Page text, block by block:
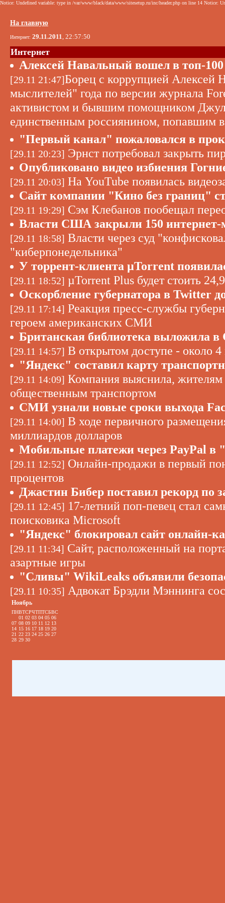
Notice: Undefined variable: type in /var/www/black/data/www/sitesetup.ru/inc/header.php on line 14 Notice:
На главную
Интернет: 29.11.2011, 22:57:50
Интернет
Алексей Навальный вошел в топ-
[29.11 21:47]Борец с коррупцией Алексей
мыслителей" года по версии журнала
активистом и бывшим помощником
единственным россиянином, попавшим в
"Первый канал" пожаловался в
[29.11 20:23] Эрнст потребовал закрыть
Опубликовано видео избиения
[29.11 20:03] На YouTube появилась
Сайт компании "Кино без границ"
[29.11 19:29] Сэм Клебанов пообещал
Власти США закрыли 150 интернет-
[29.11 18:58] Власти через суд
"киберпонедельника"
У торрент-клиента µTorrent
[29.11 18:52] µTorrent Plus будет стоить
Оскорбление губернатора в Twitter
[29.11 17:14] Реакция пресс-службы
героем американских СМИ
Британская библиотека выложила в
[29.11 14:57] В открытом доступе - около
"Яндекс" составил карту
[29.11 14:09] Компания выяснила, жителям
общественным транспортом
СМИ узнали новые сроки выхода
[29.11 14:00] В ходе первичного
миллиардов долларов
Мобильные платежи через PayPal в
[29.11 12:52] Онлайн-продажи в первый
процентов
Джастин Бибер поставил рекорд по
[29.11 12:45] 17-летний поп-певец стал
поисковика Microsoft
"Яндекс" блокировал сайт онлайн-
[29.11 11:34] Сайт, расположенный на
азартные игры
"Сливы" WikiLeaks объявили
[29.11 10:35] Адвокат Брэдли Мэннинга
Ноябрь
ПНВТСРЧТПТСБВС
01 02 03 04 05 06
07 08 09 10 11 12 13
14 15 16 17 18 19 20
21 22 23 24 25 26 27
28 29 30